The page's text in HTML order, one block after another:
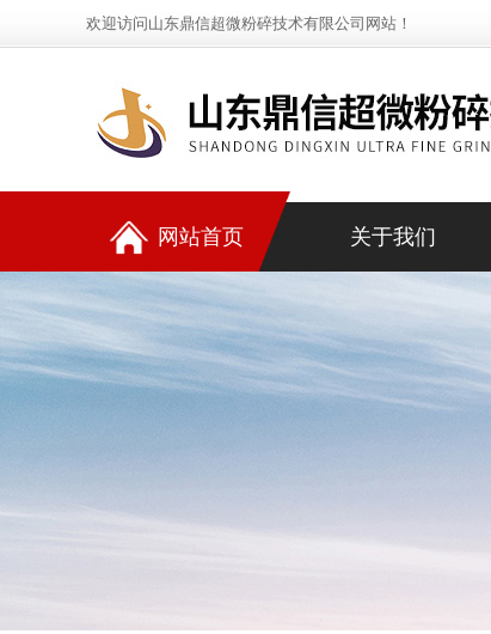
欢迎访问山东鼎信超微粉碎技术有限公司网站！
网站首页 关于我们